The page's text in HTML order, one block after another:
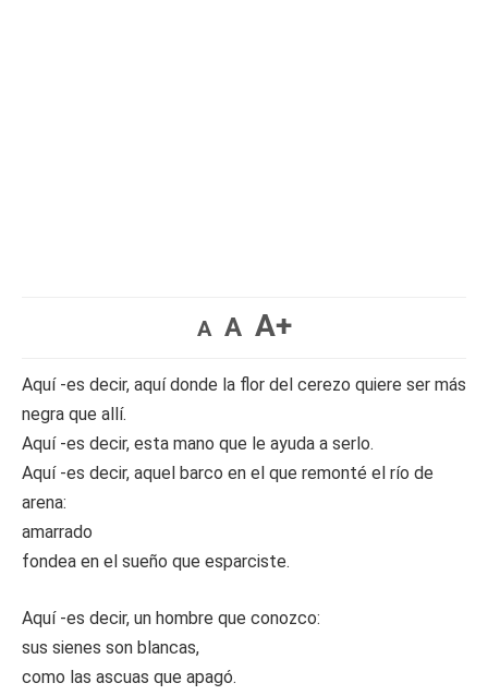
A A A+
Aquí -es decir, aquí donde la flor del cerezo quiere ser más
negra que allí.
Aquí -es decir, esta mano que le ayuda a serlo.
Aquí -es decir, aquel barco en el que remonté el río de
arena:
amarrado
fondea en el sueño que esparciste.
Aquí -es decir, un hombre que conozco:
sus sienes son blancas,
como las ascuas que apagó.